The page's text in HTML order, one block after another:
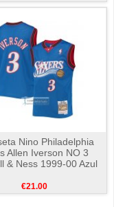
Nino Philadelphia
Allen Iverson NO 3
& Ness 1999-00 Azul
€21.00